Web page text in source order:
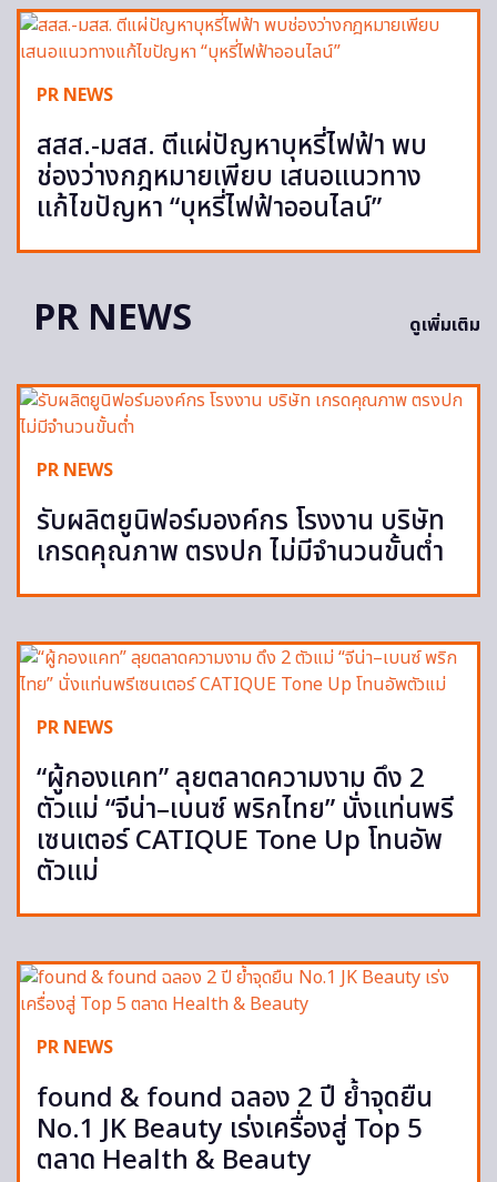
PR NEWS
สสส.-มสส. ตีแผ่ปัญหาบุหรี่ไฟฟ้า พบ
ช่องว่างกฎหมายเพียบ เสนอแนวทาง
แก้ไขปัญหา “บุหรี่ไฟฟ้าออนไลน์”
PR NEWS ดูเพิ่มเติม
PR NEWS
รับผลิตยูนิฟอร์มองค์กร โรงงาน บริษัท
เกรดคุณภาพ ตรงปก ไม่มีจำนวนขั้นต่ำ
PR NEWS
“ผู้กองแคท” ลุยตลาดความงาม ดึง 2
ตัวแม่ “จีน่า–เบนซ์ พริกไทย” นั่งแท่นพรี
เซนเตอร์ CATIQUE Tone Up โทนอัพ
ตัวแม่
PR NEWS
found & found ฉลอง 2 ปี ย้ำจุดยืน
No.1 JK Beauty เร่งเครื่องสู่ Top 5
ตลาด Health & Beauty